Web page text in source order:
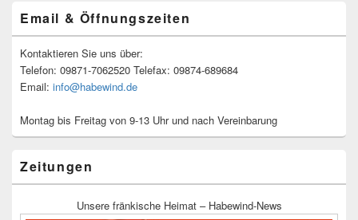
Email & Öffnungszeiten
Kontaktieren Sie uns über:
Telefon: 09871-7062520 Telefax: 09874-689684
Email: info@habewind.de
Montag bis Freitag von 9-13 Uhr und nach Vereinbarung
Zeitungen
Unsere fränkische Heimat – Habewind-News